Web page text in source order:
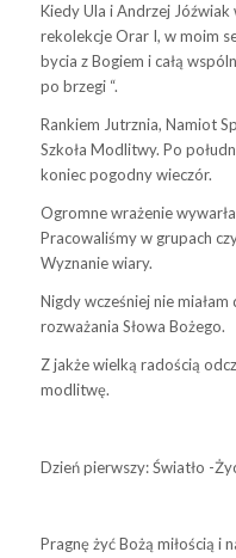
Kiedy Ula i Andrzej Jóźwiak
rekolekcje Orar I, w moim
bycia z Bogiem i całą
po brzegi “.
Rankiem Jutrznia, Namiot
Szkoła Modlitwy. Po
koniec pogodny wieczór.
Ogromne wrażenie
Pracowaliśmy w grupach
Wyznanie wiary.
Nigdy wcześniej nie
rozważania Słowa Bożego.
Z jakże wielką radością
modlitwę.
Dzień pierwszy: Światło -
Pragnę żyć Bożą miłością i